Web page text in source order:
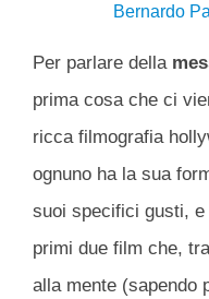
Bernardo
Per parlare della
prima cosa che ci
ricca filmografia
ognuno ha la sua
suoi specifici gusti,
primi due film che,
alla mente (sapendo